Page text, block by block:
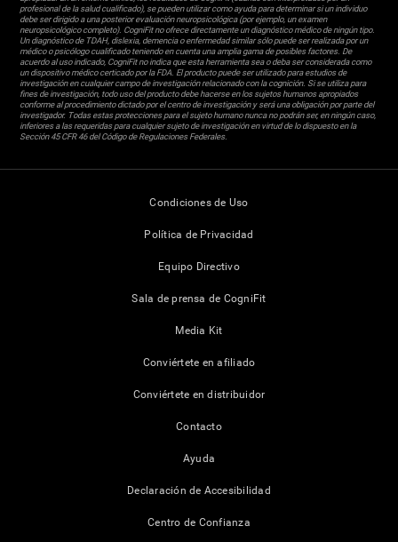
profesional de la salud cualificado), se pueden utilizar como ayuda para determinar si un individuo
debe ser dirigido a una posterior evaluación neuropsicológica (por ejemplo, un examen
neuropsicológico completo). CogniFit no ofrece directamente un diagnóstico médico de ningún tipo.
Un diagnóstico de TDAH, dislexia, demencia o enfermedad similar sólo puede ser realizada por un
médico o psicólogo cualificado teniendo en cuenta una amplia gama de posibles factores. De
acuerdo al uso indicado, CogniFit no indica que esta herramienta sea o deba ser considerada como
un dispositivo médico certicado por la FDA. El producto puede ser utilizado para estudios de
investigación en cualquier campo de investigación relacionado con la cognición. Si se utiliza para
fines de investigación, todo uso del producto debe hacerse en los sujetos humanos apropiados
conforme al procedimiento dictado por el centro de investigación y será una obligación por parte del
investigador. Todas estas protecciones para el sujeto humano nunca no podrán ser, en ningún caso,
inferiores a las requeridas para cualquier sujeto de investigación en virtud de lo dispuesto en la
Sección 45 CFR 46 del Código de Regulaciones Federales.
Condiciones de Uso
Política de Privacidad
Equipo Directivo
Sala de prensa de CogniFit
Media Kit
Conviértete en afiliado
Conviértete en distribuidor
Contacto
Ayuda
Declaración de Accesibilidad
Centro de Confianza